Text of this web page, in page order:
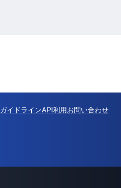
ガイドラインAPI利用お問い合わせ